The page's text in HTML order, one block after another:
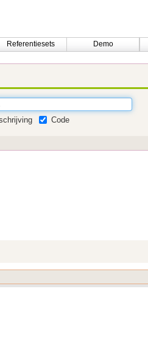
Referentiesets Demo
Code